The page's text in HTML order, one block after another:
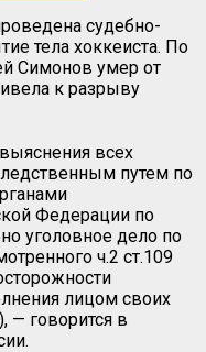
судебно-
тела хоккеиста. По
Симонов умер от
к разрыву
всех
путем по
Федерации по
уголовное дело по
ч.2 ст.109
лицом своих
— говорится в